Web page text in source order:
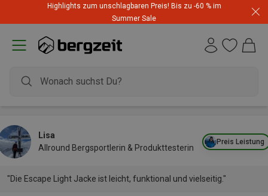
Highlights zum unschlagbaren Preis! Bis zu -60 % im
Summer Sale
Preis Leistung
Lisa
Allround Bergsportlerin & Produkttesterin
"Die Escape Light Jacke ist leicht, funktional und vielseitig."